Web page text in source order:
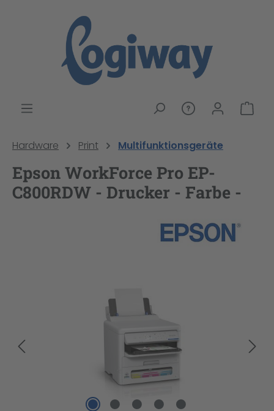
Hardware Print Multifunktionsgeräte
Epson WorkForce Pro EP-
C800RDW - Drucker - Farbe -